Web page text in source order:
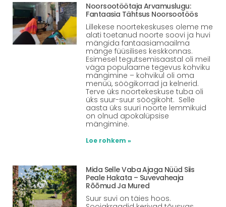
Noorsootöötaja Arvamuslugu:
Fantaasia Tähtsus Noorsootöös
Lillekese noortekeskuses oleme me
alati toetanud noorte soovi ja huvi
mängida fantaasiamaailma
mänge füüsilises keskkonnas.
Esimesel tegutsemisaastal oli meil
väga populaarne tegevus kohviku
mängimine – kohvikul oli oma
menüü, söögikorrad ja kelnerid.
Terve üks noortekeskuse tuba oli
üks suur-suur söögikoht. Selle
aasta üks suuri noorte lemmikuid
on olnud apokalüpsise
mängimine.
Loe rohkem »
Mida Selle Vaba Ajaga Nüüd Siis
Peale Hakata – Suvevaheaja
Rõõmud Ja Mured
Suur suvi on täies hoos.